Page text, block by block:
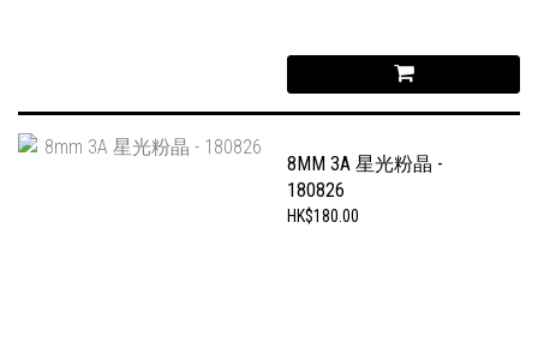
8MM 3A 星光粉晶 -
180826
HK$180.00